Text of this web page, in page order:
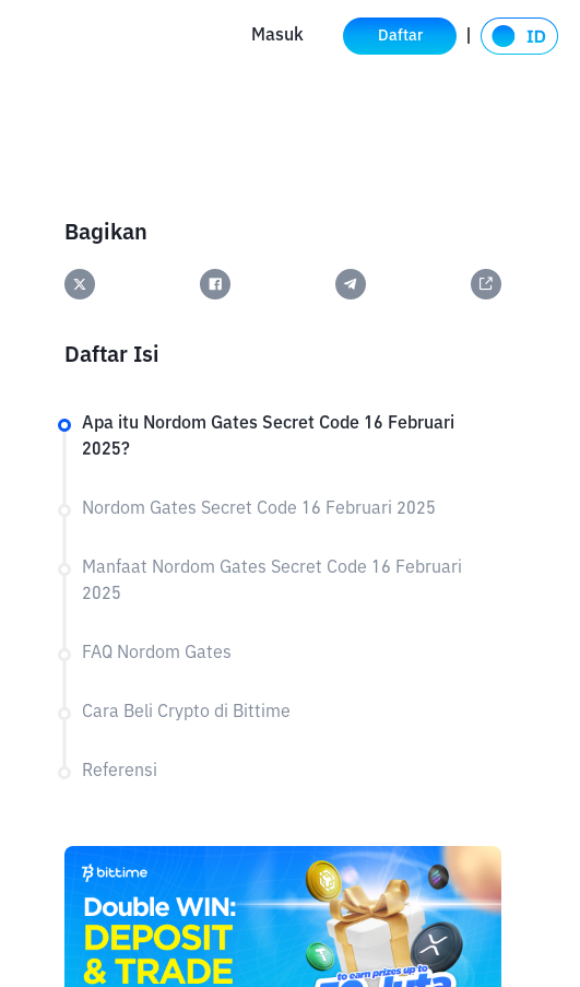
Masuk Daftar
Bagikan
Daftar Isi
Apa itu Nordom Gates Secret Code 16 Februari
2025?
Nordom Gates Secret Code 16 Februari 2025
Manfaat Nordom Gates Secret Code 16 Februari
2025
FAQ Nordom Gates
Cara Beli Crypto di Bittime
Referensi